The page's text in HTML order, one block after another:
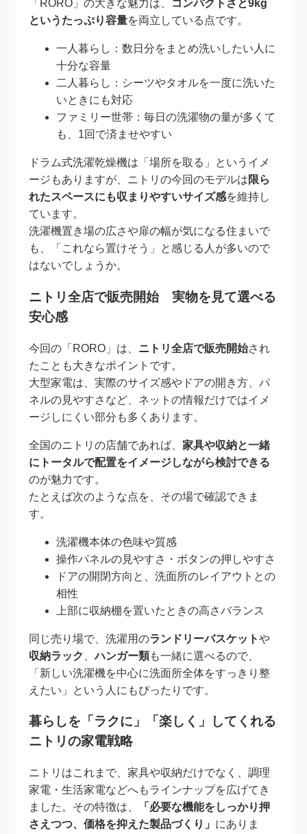
「RORO」の大きな魅力は、 コンパクトさと9kg
というたっぷり容量を両立している点です。
一人暮らし：数日分をまとめ洗いしたい人に
十分な容量
二人暮らし：シーツやタオルを一度に洗いた
いときにも対応
ファミリー世帯：毎日の洗濯物の量が多くて
も、1回で済ませやすい
ドラム式洗濯乾燥機は「場所を取る」というイメ
ージもありますが、ニトリの今回のモデルは限ら
れたスペースにも収まりやすいサイズ感を維持し
ています。
洗濯機置き場の広さや扉の幅が気になる住まいで
も、「これなら置けそう」と感じる人が多いので
はないでしょうか。
ニトリ全店で販売開始 実物を見て選べる
安心感
今回の「RORO」は、 ニトリ全店で販売開始され
たことも大きなポイントです。
大型家電は、実際のサイズ感やドアの開き方、パ
ネルの見やすさなど、ネットの情報だけではイメ
ージしにくい部分も多くあります。
全国のニトリの店舗であれば、家具や収納と一緒
にトータルで配置をイメージしながら検討できる
のが魅力です。
たとえば次のような点を、その場で確認できま
す。
洗濯機本体の色味や質感
操作パネルの見やすさ・ボタンの押しやすさ
ドアの開閉方向と、洗面所のレイアウトとの
相性
上部に収納棚を置いたときの高さバランス
同じ売り場で、洗濯用のランドリーバスケットや
収納ラック
、ハンガー類も一緒に選べるので、
「新しい洗濯機を中心に洗面所全体をすっきり整
えたい」という人にもぴったりです。
暮らしを「ラクに」「楽しく」してくれる
ニトリの家電戦略
ニトリはこれまで、家具や収納だけでなく、調理
家電・生活家電などへもラインナップを広げてき
ました。その特徴は、
「必要な機能をしっかり押
さえつつ、価格を抑えた製品づくり」 にありま